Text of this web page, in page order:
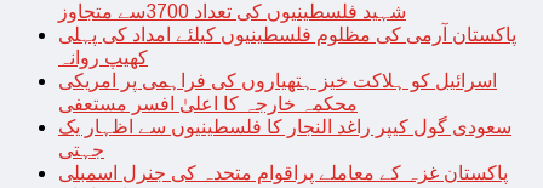
شہید فلسطینیوں کی تعداد 3700سے متجاوز
پاکستان آرمی کی مظلوم فلسطینیوں کیلئے امداد کی پہلی
کھیپ روانہ
اسرائیل کو ہلاکت خیز ہتھیاروں کی فراہمی پر امریکی
محکمہ خارجہ کا اعلیٰ افسر مستعفی
سعودی گول کیپر راغد النجار کا فلسطینیوں سے اظہار یک
جہتی
پاکستان غزہ کے معاملے پراقوام متحدہ کی جنرل اسمبلی